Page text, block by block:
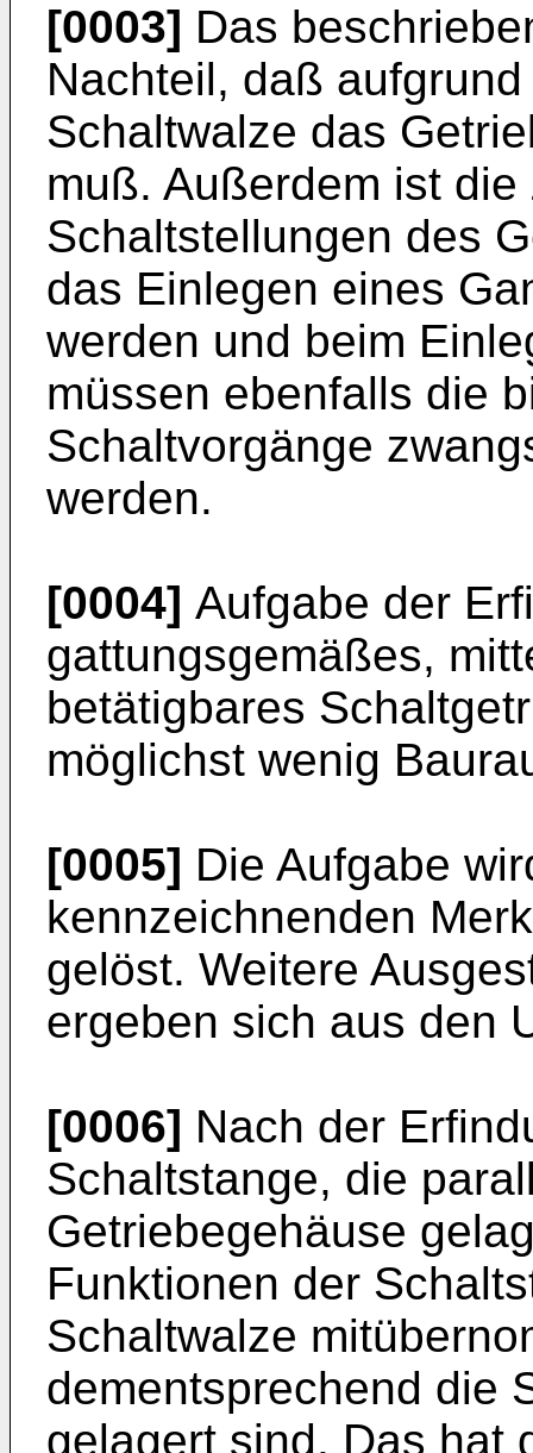
[0003] Das
Nachteil, daß
Schaltwalze das
muß. Außerdem ist
Schaltstellungen des
das Einlegen eines
werden und beim
müssen ebenfalls die
Schaltvorgänge
werden.
[0004] Aufgabe der
gattungsgemäßes,
betätigbares
möglichst wenig
[0005] Die Aufgabe
kennzeichnenden
gelöst. Weitere
ergeben sich aus den
[0006] Nach der
Schaltstange, die
Getriebegehäuse
Funktionen der
Schaltwalze
dementsprechend die
gelagert sind. Das hat